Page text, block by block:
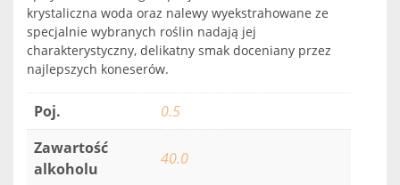
krystaliczna woda oraz nalewy wyekstrahowane ze
specjalnie wybranych roślin nadają jej
charakterystyczny, delikatny smak doceniany przez
najlepszych koneserów.
Poj.
0.5
Zawartość
alkoholu
40.0